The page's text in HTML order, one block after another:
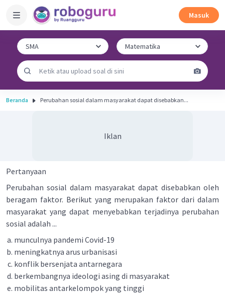
Masuk
Beranda Perubahan sosial dalam masyarakat dapat disebabkan...
Iklan
Pertanyaan
Perubahan sosial dalam masyarakat dapat disebabkan oleh
beragam faktor. Berikut yang merupakan faktor dari dalam
masyarakat yang dapat menyebabkan terjadinya perubahan
sosial adalah ...
munculnya pandemi Covid-19
meningkatnya arus urbanisasi
konflik bersenjata antarnegara
berkembangnya ideologi asing di masyarakat
mobilitas antarkelompok yang tinggi